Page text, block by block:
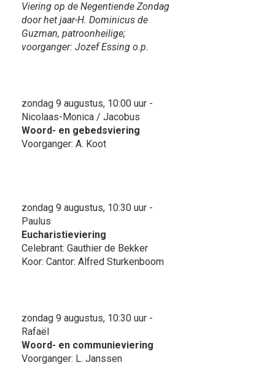
Viering op de Negentiende Zondag
door het jaar-H. Dominicus de
Guzman, patroonheilige;
voorganger: Jozef Essing o.p.
zondag 9 augustus, 10:00 uur -
Nicolaas-Monica / Jacobus
Woord- en gebedsviering
Voorganger: A. Koot
zondag 9 augustus, 10:30 uur -
Paulus
Eucharistieviering
Celebrant: Gauthier de Bekker
Koor: Cantor: Alfred Sturkenboom
zondag 9 augustus, 10:30 uur -
Rafaël
Woord- en communieviering
Voorganger: L. Janssen